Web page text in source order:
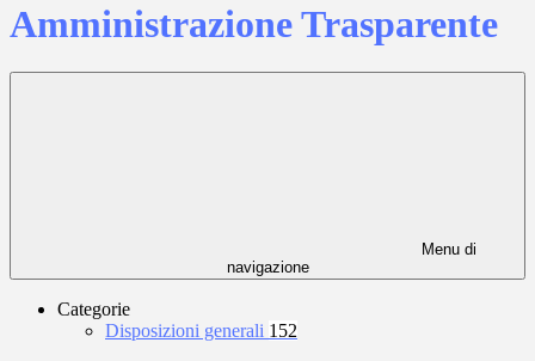
Amministrazione Trasparente
Menu di
navigazione
Categorie
Disposizioni generali 152